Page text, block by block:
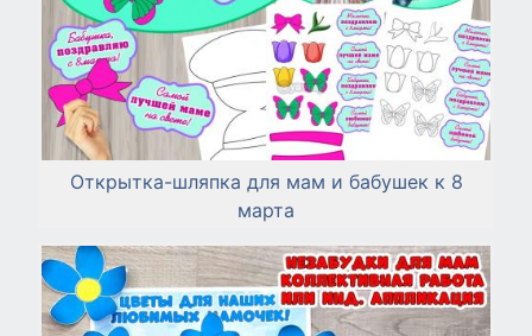
Открытка-шляпка для мам и бабушек к 8
марта